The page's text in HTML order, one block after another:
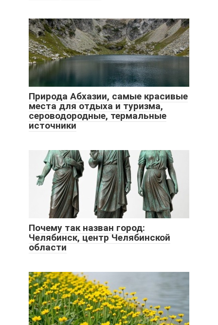
Природа Абхазии, самые красивые
места для отдыха и туризма,
сероводородные, термальные
источники
Почему так назван город:
Челябинск, центр Челябинской
области